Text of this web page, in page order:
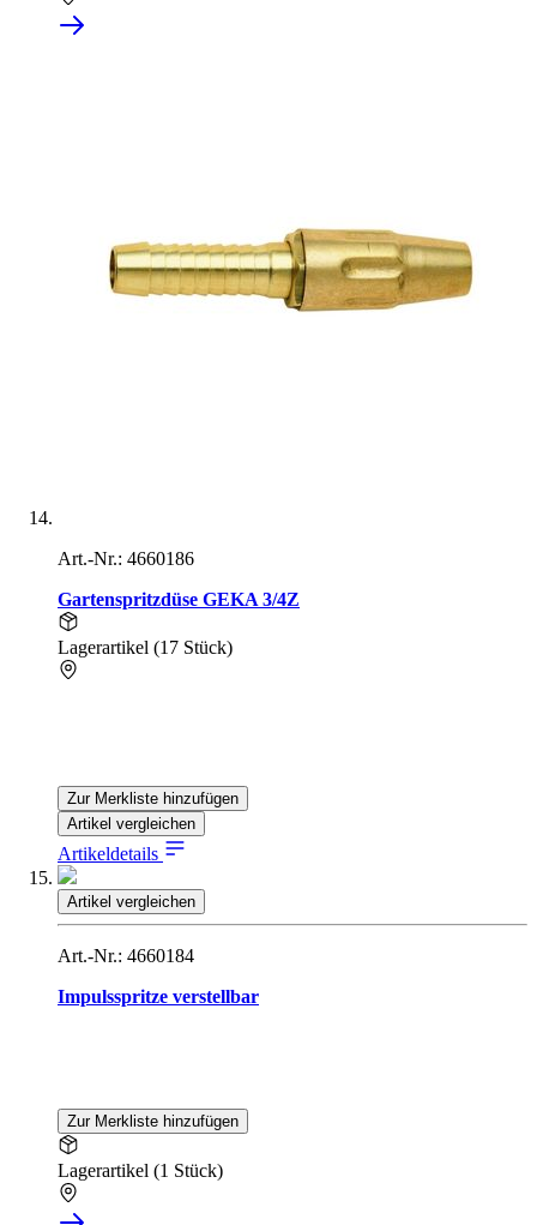
Art.-Nr.: 4660186
Gartenspritzdüse GEKA 3/4Z
Lagerartikel (17 Stück)
Zur Merkliste hinzufügen
Artikel vergleichen
Artikeldetails
Artikel vergleichen
Art.-Nr.: 4660184
Impulsspritze verstellbar
Zur Merkliste hinzufügen
Lagerartikel (1 Stück)